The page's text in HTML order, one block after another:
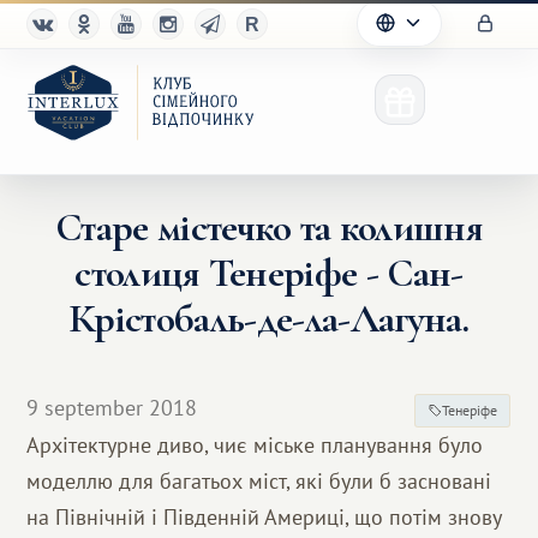
Клуб
Переваги
Благотворительность
Старе містечко та колишня
столиця Тенеріфе - Сан-
Крістобаль-де-ла-Лагуна.
9 september 2018 Тенеріфе
Архітектурне диво, чиє міське планування було
моделлю для багатьох міст, які були б засновані
на Північній і Південній Америці, що потім знову